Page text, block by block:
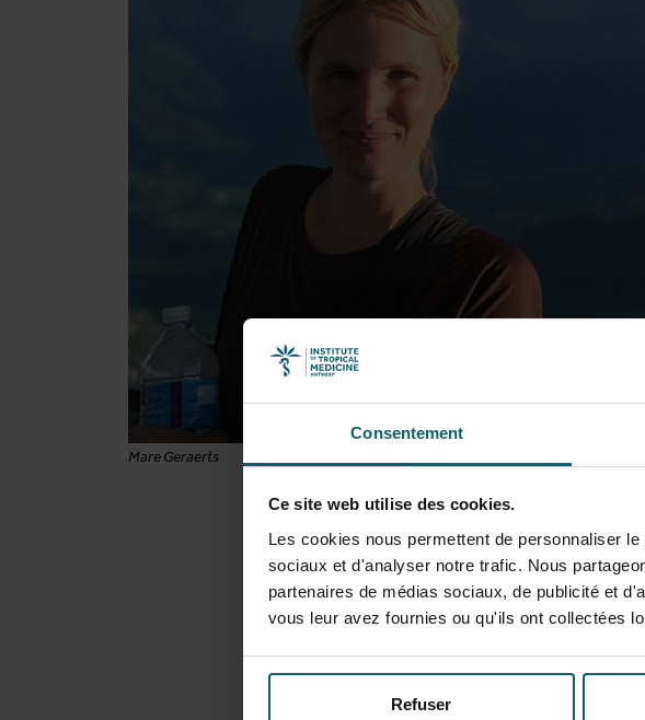
Consentement
Ce site web utilise des cookies.
Les cookies nous permettent de personnaliser
sociaux et d'analyser notre trafic. Nous
partenaires de médias sociaux, de publicité et
vous leur avez fournies ou qu'ils ont collectées
Refuser
Mare Geraerts